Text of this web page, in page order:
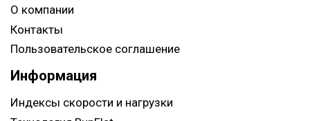
О компании
Контакты
Пользовательское соглашение
Информация
Индексы скорости и нагрузки